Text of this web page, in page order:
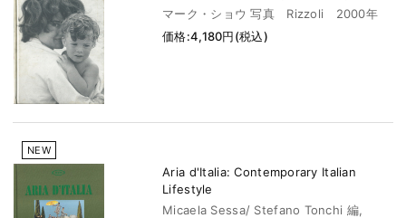
マーク・ショウ 写真 Rizzoli 2000年
価格:4,180円(税込)
NEW
Aria d'Italia: Contemporary Italian
Lifestyle
Micaela Sessa/ Stefano Tonchi 編,